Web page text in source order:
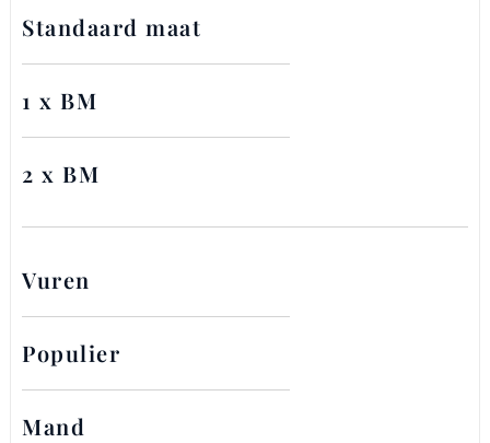
Standaard maat
1 x BM
2 x BM
Vuren
Populier
Mand